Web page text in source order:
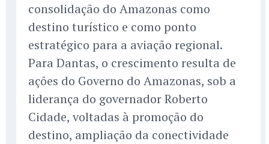
consolidação do Amazonas como
destino turístico e como ponto
estratégico para a aviação regional.
Para Dantas, o crescimento resulta de
ações do Governo do Amazonas, sob a
liderança do governador Roberto
Cidade, voltadas à promoção do
destino, ampliação da conectividade